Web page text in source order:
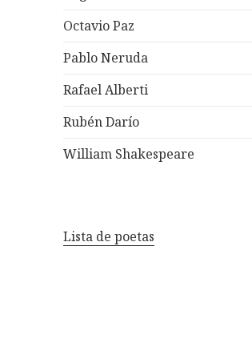
Octavio Paz
Pablo Neruda
Rafael Alberti
Rubén Darío
William Shakespeare
Lista de poetas